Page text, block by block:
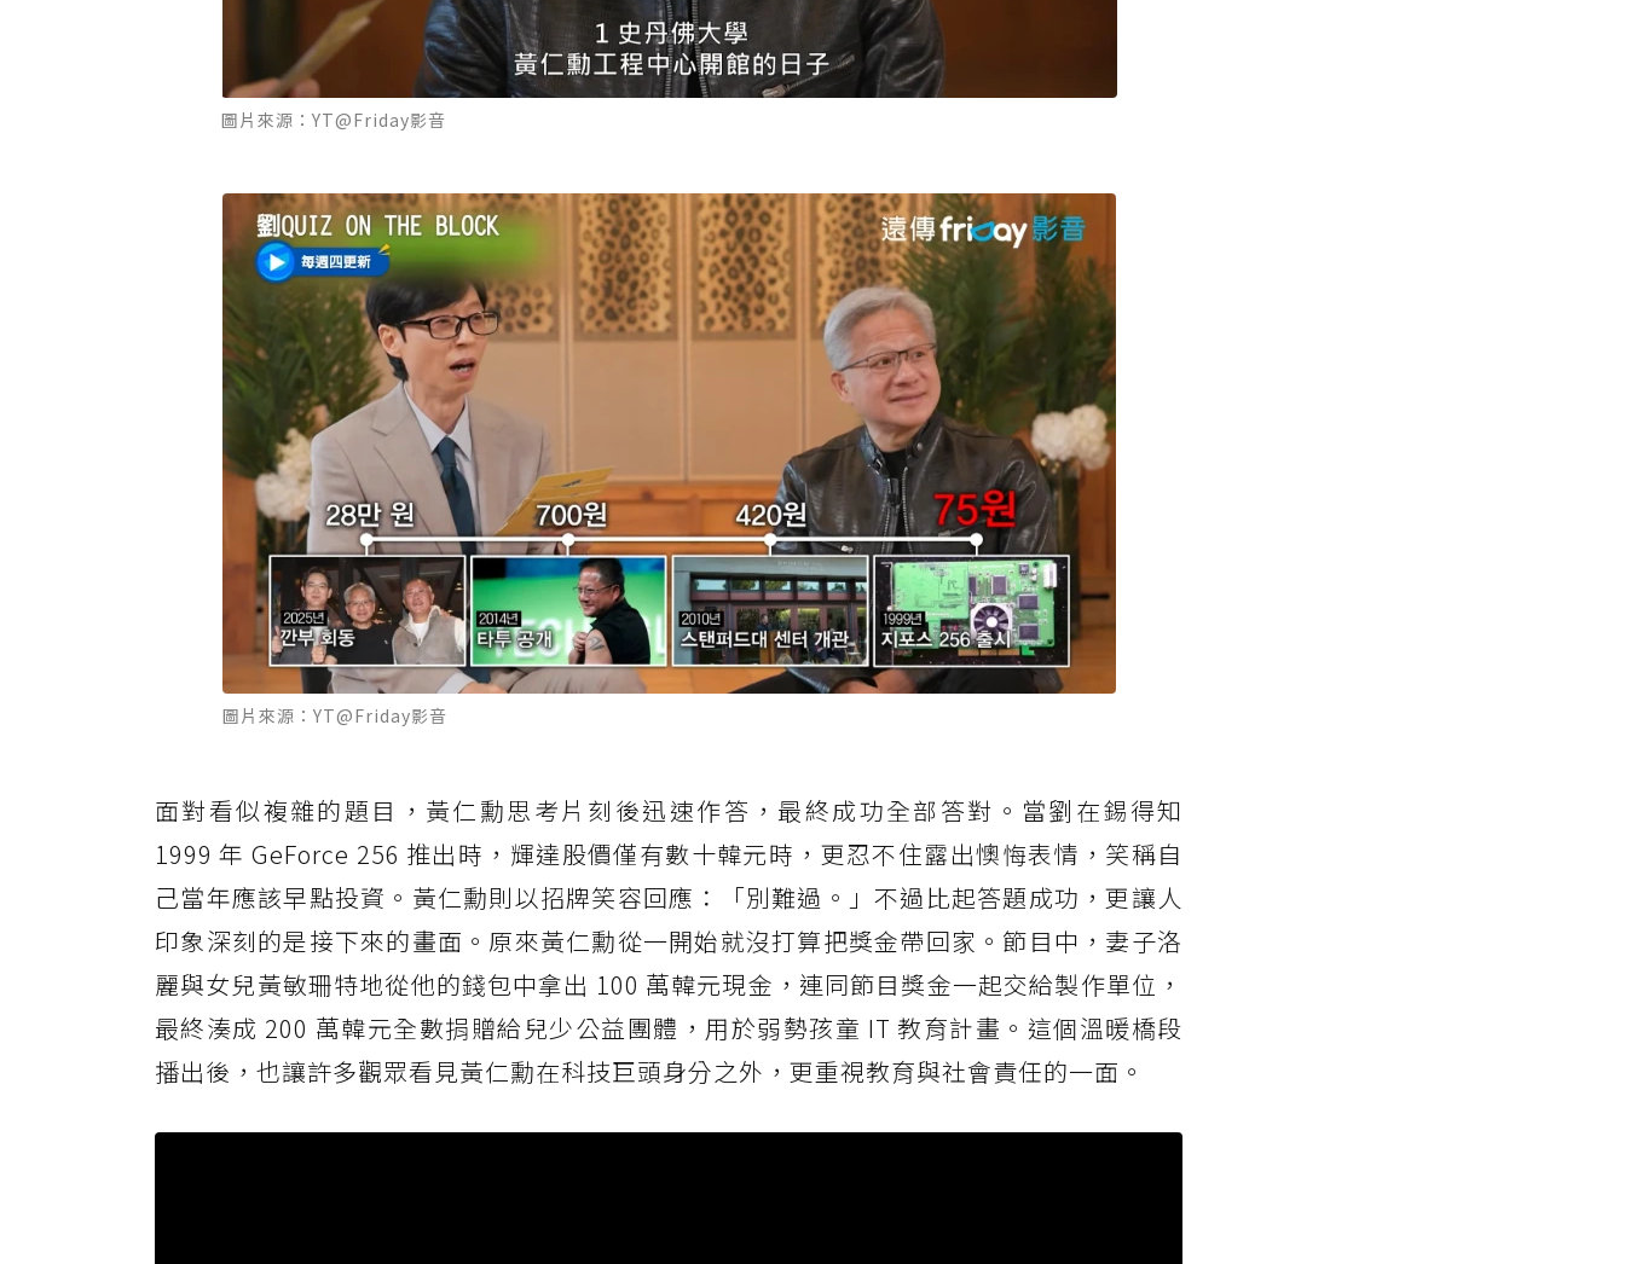
圖片來源：YT@Friday影音
圖片來源：YT@Friday影音
面對看似複雜的題目，黃仁勳思考片刻後迅速作答，最終成功全部答對。當劉在錫得知
1999 年 GeForce 256 推出時，輝達股價僅有數十韓元時，更忍不住露出懊悔表情，笑稱自
己當年應該早點投資。黃仁勳則以招牌笑容回應：「別難過。」不過比起答題成功，更讓人
印象深刻的是接下來的畫面。原來黃仁勳從一開始就沒打算把獎金帶回家。節目中，妻子洛
麗與女兒黃敏珊特地從他的錢包中拿出 100 萬韓元現金，連同節目獎金一起交給製作單位，
最終湊成 200 萬韓元全數捐贈給兒少公益團體，用於弱勢孩童 IT 教育計畫。這個溫暖橋段
播出後，也讓許多觀眾看見黃仁勳在科技巨頭身分之外，更重視教育與社會責任的一面。